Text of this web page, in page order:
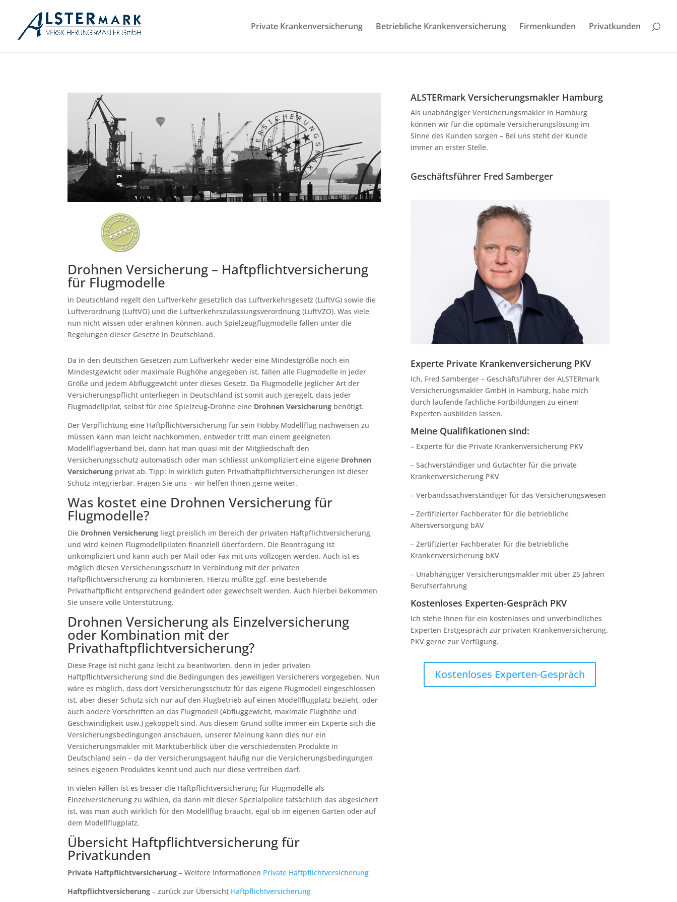
Private Krankenversicherung Betriebliche Krankenversicherung Firmenkunden Privatkunden
Drohnen Versicherung – Haftpflichtversicherung
für Flugmodelle
In Deutschland regelt den Luftverkehr gesetzlich das Luftverkehrsgesetz (LuftVG) sowie die
Luftverordnung (LuftVO) und die Luftverkehrszulassungsverordnung (LuftVZO). Was viele
nun nicht wissen oder erahnen können, auch Spielzeugflugmodelle fallen unter die
Regelungen dieser Gesetze in Deutschland.
Da in den deutschen Gesetzen zum Luftverkehr weder eine Mindestgröße noch ein
Mindestgewicht oder maximale Flughöhe angegeben ist, fallen alle Flugmodelle in jeder
Größe und jedem Abfluggewicht unter dieses Gesetz. Da Flugmodelle jeglicher Art der
Versicherungspflicht unterliegen in Deutschland ist somit auch geregelt, dass jeder
Flugmodellpilot, selbst für eine Spielzeug-Drohne eine Drohnen Versicherung benötigt.
Der Verpflichtung eine Haftpflichtversicherung für sein Hobby Modellflug nachweisen zu
müssen kann man leicht nachkommen, entweder tritt man einem geeigneten
Modellflugverband bei, dann hat man quasi mit der Mitgliedschaft den
Versicherungsschutz automatisch oder man schliesst unkompliziert eine eigene Drohnen
Versicherung privat ab. Tipp: In wirklich guten Privathaftpflichtversicherungen ist dieser
Schutz integrierbar. Fragen Sie uns – wir helfen Ihnen gerne weiter.
Was kostet eine Drohnen Versicherung für
Flugmodelle?
Die Drohnen Versicherung liegt preislich im Bereich der privaten Haftpflichtversicherung
und wird keinen Flugmodellpiloten finanziell überfordern. Die Beantragung ist
unkompliziert und kann auch per Mail oder Fax mit uns vollzogen werden. Auch ist es
möglich diesen Versicherungsschutz in Verbindung mit der privaten
Haftpflichtversicherung zu kombinieren. Hierzu müßte ggf. eine bestehende
Privathaftpflicht entsprechend geändert oder gewechselt werden. Auch hierbei bekommen
Sie unsere volle Unterstützung.
Drohnen Versicherung als Einzelversicherung
oder Kombination mit der
Privathaftpflichtversicherung?
Diese Frage ist nicht ganz leicht zu beantworten, denn in jeder privaten
Haftpflichtversicherung sind die Bedingungen des jeweiligen Versicherers vorgegeben. Nun
wäre es möglich, dass dort Versicherungsschutz für das eigene Flugmodell eingeschlossen
ist, aber dieser Schutz sich nur auf den Flugbetrieb auf einen Modellflugplatz bezieht, oder
auch andere Vorschriften an das Flugmodell (Abfluggewicht, maximale Flughöhe und
Geschwindigkeit usw.) gekoppelt sind. Aus diesem Grund sollte immer ein Experte sich die
Versicherungsbedingungen anschauen, unserer Meinung kann dies nur ein
Versicherungsmakler mit Marktüberblick über die verschiedensten Produkte in
Deutschland sein – da der Versicherungsagent häufig nur die Versicherungsbedingungen
seines eigenen Produktes kennt und auch nur diese vertreiben darf.
In vielen Fällen ist es besser die Haftpflichtversicherung für Flugmodelle als
Einzelversicherung zu wählen, da dann mit dieser Spezialpolice tatsächlich das abgesichert
ist, was man auch wirklich für den Modellflug braucht, egal ob im eigenen Garten oder auf
dem Modellflugplatz.
Übersicht Haftpflichtversicherung für
Privatkunden
Private Haftpflichtversicherung – Weitere Informationen Private Haftpflichtversicherung
Haftpflichtversicherung – zurück zur Übersicht Haftpflichtversicherung
ALSTERmark Versicherungsmakler Hamburg
Als unabhängiger Versicherungsmakler in Hamburg
können wir für die optimale Versicherungslösung im
Sinne des Kunden sorgen – Bei uns steht der Kunde
immer an erster Stelle.
Geschäftsführer Fred Samberger
Experte Private Krankenversicherung PKV
Ich, Fred Samberger – Geschäftsführer der ALSTERmark
Versicherungsmakler GmbH in Hamburg, habe mich
durch laufende fachliche Fortbildungen zu einem
Experten ausbilden lassen.
Meine Qualifikationen sind:
– Experte für die Private Krankenversicherung PKV
– Sachverständiger und Gutachter für die private
Krankenversicherung PKV
– Verbandssachverständiger für das Versicherungswesen
– Zertifizierter Fachberater für die betriebliche
Altersversorgung bAV
– Zertifizierter Fachberater für die betriebliche
Krankenversicherung bKV
– Unabhängiger Versicherungsmakler mit über 25 Jahren
Berufserfahrung
Kostenloses Experten-Gespräch PKV
Ich stehe Ihnen für ein kostenloses und unverbindliches
Experten Erstgespräch zur privaten Krankenversicherung.
PKV gerne zur Verfügung.
Kostenloses Experten-Gespräch